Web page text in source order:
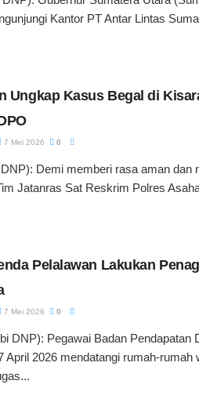
Kantor PT Antar Lintas
Ungkap Kasus Begal di
7 Mei 2026 0
Demi memberi rasa aman dan
Jatanras Sat Reskrim Polres
Pelalawan Lakukan
7 Mei 2026 0
DNP): Pegawai Badan Pendapatan
April 2026 mendatangi rumah-rumah